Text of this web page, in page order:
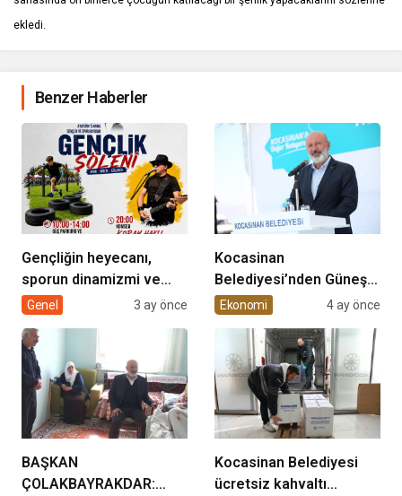
ekledi.
Benzer Haberler
Gençliğin heyecanı,
sporun dinamizmi ve
müziğin coşkusu
geliyor!
Genel 3 ay önce
Kocasinan
Belediyesi’nden Güneş
Enerjisi Hamlesi
Ekonomi 4 ay önce
BAŞKAN
ÇOLAKBAYRAKDAR:
Kocasinan Belediyesi
ücretsiz kahvaltı